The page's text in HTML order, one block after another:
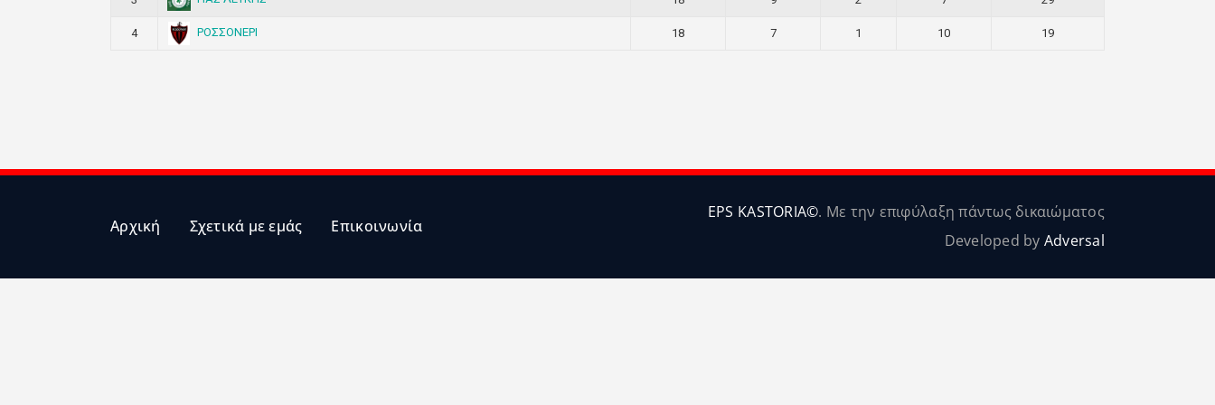
4 ΡΟΣΣΟΝΕΡΙ 18 7 1 10 19
Αρχική Σχετικά με εμάς Επικοινωνία
EPS KASTORIA©. Με την επιφύλαξη πάντως δικαιώματος
Developed by Adversal